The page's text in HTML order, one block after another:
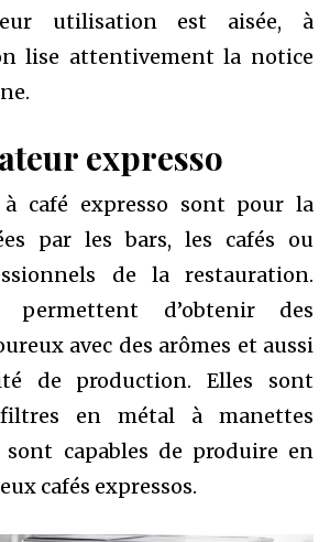
utilisation est aisée, à
lise attentivement la notice
expresso
à café expresso sont pour la
par les bars, les cafés ou
de la restauration.
permettent d’obtenir des
avec des arômes et aussi
de production. Elles sont
en métal à manettes
sont capables de produire en
cafés expressos.